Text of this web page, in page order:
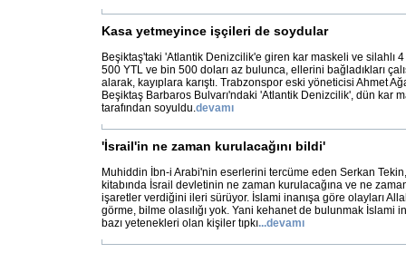
Kasa yetmeyince işçileri de soydular
Beşiktaş'taki 'Atlantik Denizcilik'e giren kar maskeli ve silahlı
500 YTL ve bin 500 doları az bulunca, ellerini bağladıkları
alarak, kayıplara karıştı. Trabzonspor eski yöneticisi Ahmet
Beşiktaş Barbaros Bulvarı'ndaki 'Atlantik Denizcilik', dün kar
tarafından soyuldu.devamı
'İsrail'in ne zaman kurulacağını bildi'
Muhiddin İbn-i Arabi'nin eserlerini tercüme eden Serkan
kitabında İsrail devletinin ne zaman kurulacağına ve ne
işaretler verdiğini ileri sürüyor. İslami inanışa göre olayları
görme, bilme olasılığı yok. Yani kehanet de bulunmak İslami
bazı yetenekleri olan kişiler tıpkı...devamı